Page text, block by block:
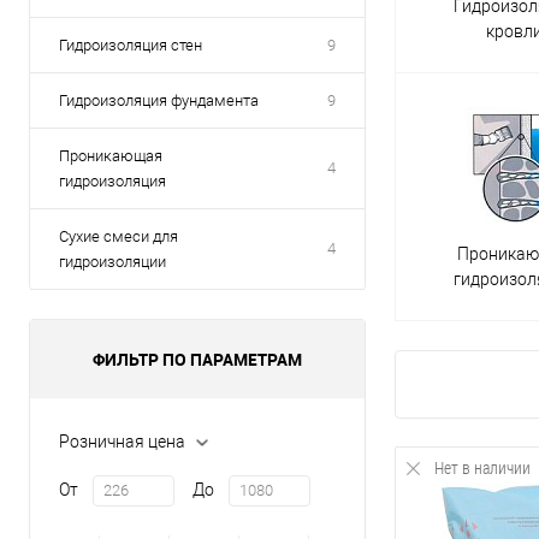
кровли;
стен;
подвала;
проникающая.
антифильтрационная — защищает от проникания влаги
антикоррозийная — защищает металлические детали от
По используемым материалам:
Гидроизоляция стен 9
Гидроизоляция фундамента 9
Проникающая
гидроизоляция
4
Сухие смеси для
гидроизоляции
4
ФИЛЬТР ПО ПАРАМЕТРАМ
Розничная цена
От До
Нет в наличии